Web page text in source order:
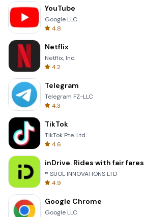
YouTube
Google LLC
4.8
Netflix
Netflix, Inc.
4.2
Telegram
Telegram FZ-LLC
4.3
TikTok
TikTok Pte. Ltd.
4.6
inDrive. Rides with fair fares
® SUOL INNOVATIONS LTD
4.9
Google Chrome
Google LLC